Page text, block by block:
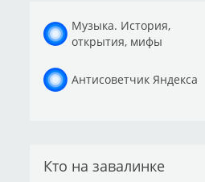
Музыка. История,
открытия, мифы
Антисоветчик Яндекса
Кто на завалинке